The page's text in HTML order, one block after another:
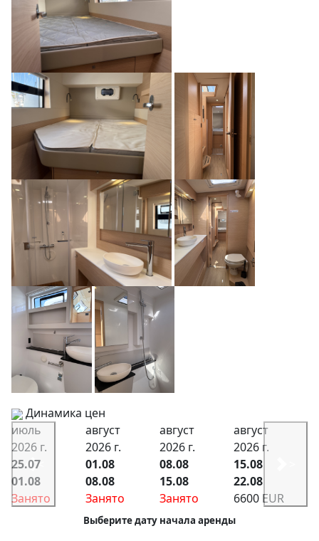
Динамика цен
июль
2026 г.
25.07
01.08
Занято
август
2026 г.
01.08
08.08
Занято
август
2026 г.
08.08
15.08
Занято
август
2026 г.
15.08
22.08
6600 EUR
<
Выберите дату начала аренды